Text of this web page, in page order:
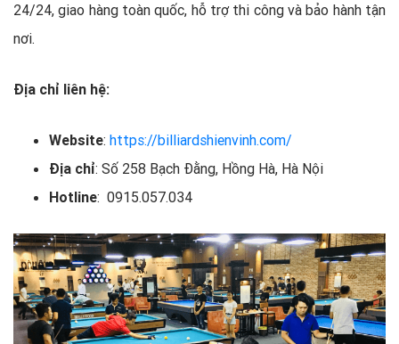
24/24, giao hàng toàn quốc, hỗ trợ thi công và bảo hành tận
nơi.
Địa chỉ liên hệ:
Website: https://billiardshienvinh.com/
Địa chỉ: Số 258 Bạch Đằng, Hồng Hà, Hà Nội
Hotline: 0915.057.034